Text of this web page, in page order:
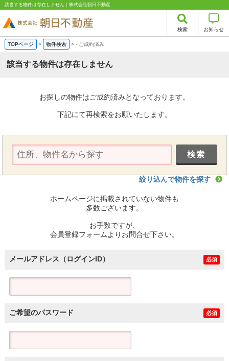
該当する物件は存在しません｜株式会社朝日不動産
検索 お知らせ
TOPページ > 物件検索 >- ご成約済み
該当する物件は存在しません
お探しの物件はご成約済みとなっております。
下記にて再検索をお願いたします。
絞り込んで物件を探す
ホームページに掲載されていない物件も
多数ございます。
お手数ですが、
会員登録フォームよりお問合せ下さい。
メールアドレス（ログインID） 必須
ご希望のパスワード 必須